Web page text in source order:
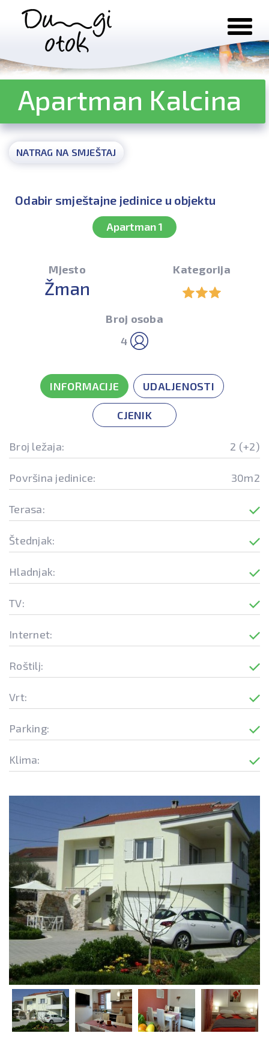
Preskoči na sadržaj
Apartman Kalcina
NATRAG NA SMJEŠTAJ
Odabir smještajne jedinice u objektu
Apartman 1
Mjesto
Žman
Kategorija
Broj osoba
4
INFORMACIJE UDALJENOSTI
CJENIK
Broj ležaja: 2 (+2)
Površina jedinice: 30m2
Terasa:
Štednjak:
Hladnjak:
TV:
Internet:
Roštilj:
Vrt:
Parking:
Klima: